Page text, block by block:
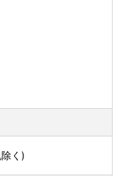
く)